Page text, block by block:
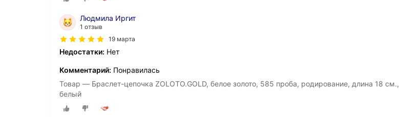
Людмила Иргит
1 отзыв
19 марта
Недостатки: Нет
Комментарий: Понравилась
Товар — Браслет-цепочка ZOLOTO.GOLD, белое золото, 585 проба, родирование, длина 18 см.,
белый